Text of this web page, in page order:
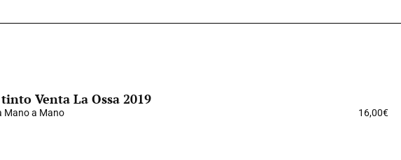
Venta La Ossa 2019
Mano a Mano 16,00€